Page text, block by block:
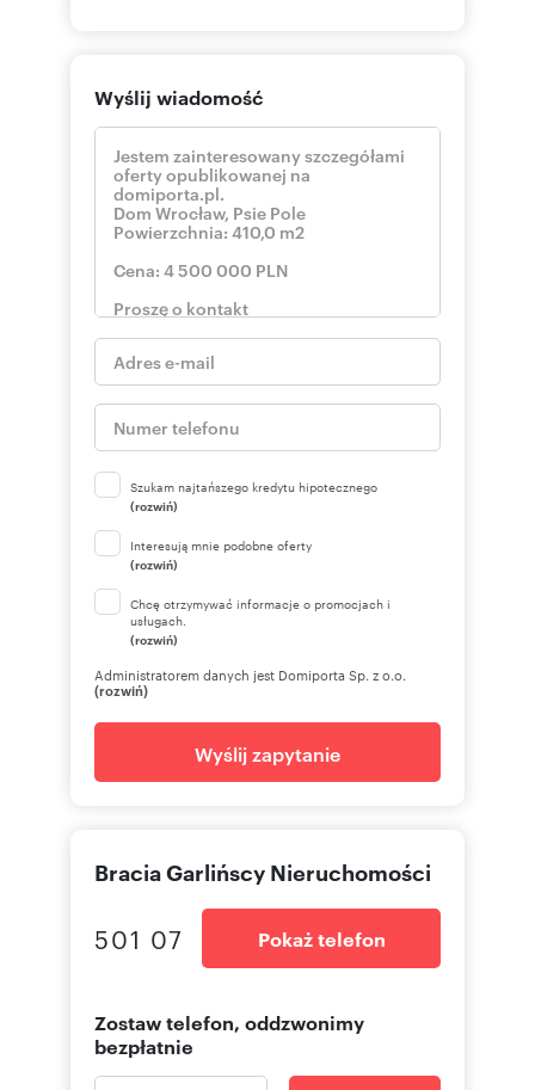
Wyślij wiadomość
Szukam najtańszego kredytu hipotecznego
(rozwiń)
Interesują mnie podobne oferty
(rozwiń)
Chcę otrzymywać informacje o promocjach i
usługach.
(rozwiń)
Administratorem danych jest Domiporta Sp. z o.o.
(rozwiń)
Wyślij zapytanie
Bracia Garlińscy Nieruchomości
501 07 Pokaż telefon
Zostaw telefon, oddzwonimy
bezpłatnie